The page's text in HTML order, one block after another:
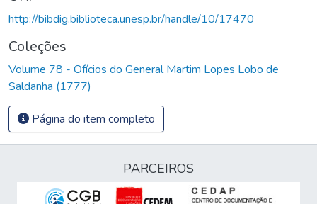
http://bibdig.biblioteca.unesp.br/handle/10/17470
Coleções
Volume 78 - Ofícios do General Martim Lopes Lobo de
Saldanha (1777)
Página do item completo
PARCEIROS